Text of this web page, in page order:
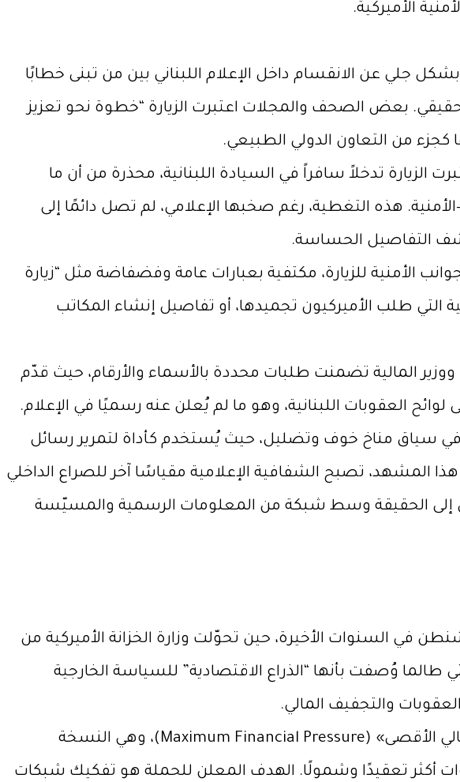
الأميركية.
جلي عن الانقسام داخل الإعلام اللبناني بين من تبنى خطابًا
بعض الصحف والمجلات اعتبرت الزيارة “خطوة نحو تعزيز
كجزء من التعاون الدولي الطبيعي.
تدخلاً سافراً في السيادة اللبنانية، محذرة من أن ما
هذه التغطية، رغم صخبها الإعلامي، لم تصل دائمًا إلى
التفاصيل الحساسة.
الأمنية للزيارة، مكتفية بعبارات عامة وفضفاضة مثل “زيارة
التي طلب الأميركيون تجميدها، أو تفاصيل إنشاء المكاتب
المالية تضمنت طلبات محددة بالأسماء والأرقام، حيث قدّم
العقوبات اللبنانية، وهو ما لم يُعلن عنه رسميًا في الإعلام.
في سياق مناخ خوف وتضليل، حيث يُستخدم كأداة لتمرير رسائل
المشهد، تصبح الشفافية الإعلامية مقياسًا آخر للصراع الداخلي
إلى الحقيقة وسط شبكة من المعلومات الرسمية والمسيّسة
في السنوات الأخيرة، حين تحوّلت وزارة الخزانة الأميركية من
وُصفت بأنها “الذراع الاقتصادية” للسياسة الخارجية
والتجفيف المالي.
منذ منتصف عام 2024، أطلقت الخزانة الأميركية حملة موسعة تحت عنوان «الضغط المالي الأقصى» (Maximum Financial Pressure)، وهي النسخة
أكثر تعقيدًا وشمولًا. الهدف المعلن للحملة هو تفكيك شبكات